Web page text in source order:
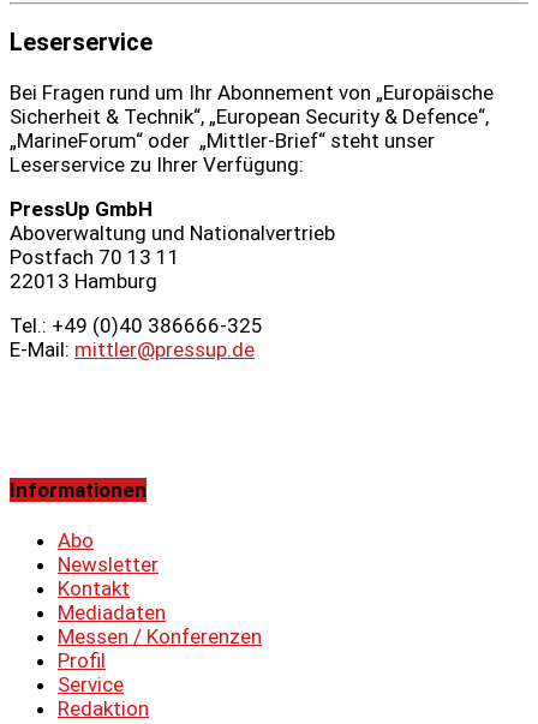
Leserservice
Bei Fragen rund um Ihr Abonnement von „Europäische
Sicherheit & Technik“, „European Security & Defence“,
„MarineForum“ oder „Mittler-Brief“ steht unser
Leserservice zu Ihrer Verfügung:
PressUp GmbH
Aboverwaltung und Nationalvertrieb
Postfach 70 13 11
22013 Hamburg
Tel.: +49 (0)40 386666‑325
E-Mail: mittler@pressup.de
Informationen
Abo
Newsletter
Kontakt
Mediadaten
Messen / Konferenzen
Profil
Service
Redaktion